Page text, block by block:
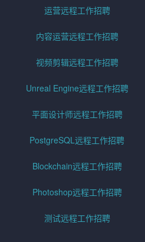
运营远程工作招聘
内容运营远程工作招聘
视频剪辑远程工作招聘
Unreal Engine远程工作招聘
平面设计师远程工作招聘
PostgreSQL远程工作招聘
Blockchain远程工作招聘
Photoshop远程工作招聘
测试远程工作招聘